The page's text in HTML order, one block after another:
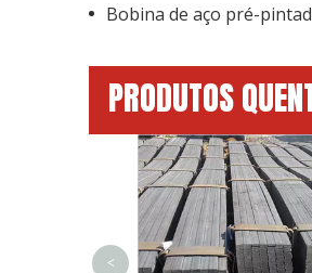
Bobina de aço pré-
PRODUTOS
<